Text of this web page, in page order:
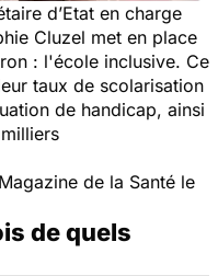
d’Etat en charge
Cluzel met en place
: l'école inclusive. Ce
taux de scolarisation
de handicap, ainsi
Magazine de la Santé le
de quels